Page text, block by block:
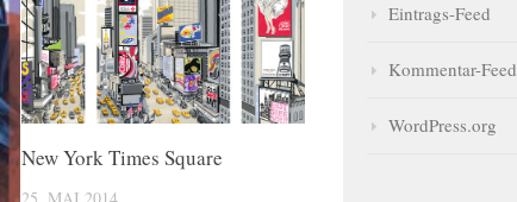
New York Times Square
25. MAI 2014
Eintrags-Feed
Kommentar-Feed
WordPress.org